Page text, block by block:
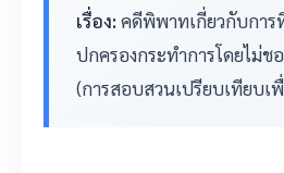
เรื่อง:คดีพิพาทเกี่ยวกับการ
ปกครองกระทำการโดยไม่ช
(การสอบสวนเปรียบเทียบ